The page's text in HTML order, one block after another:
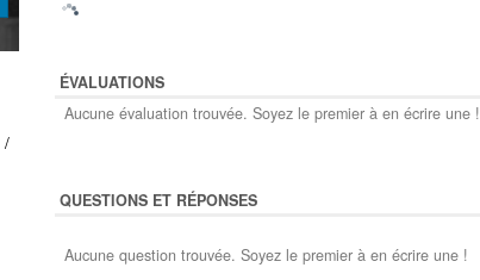
ÉVALUATIONS
Aucune évaluation trouvée. Soyez le premier à en écrire une !
QUESTIONS ET RÉPONSES
Aucune question trouvée. Soyez le premier à en écrire une !